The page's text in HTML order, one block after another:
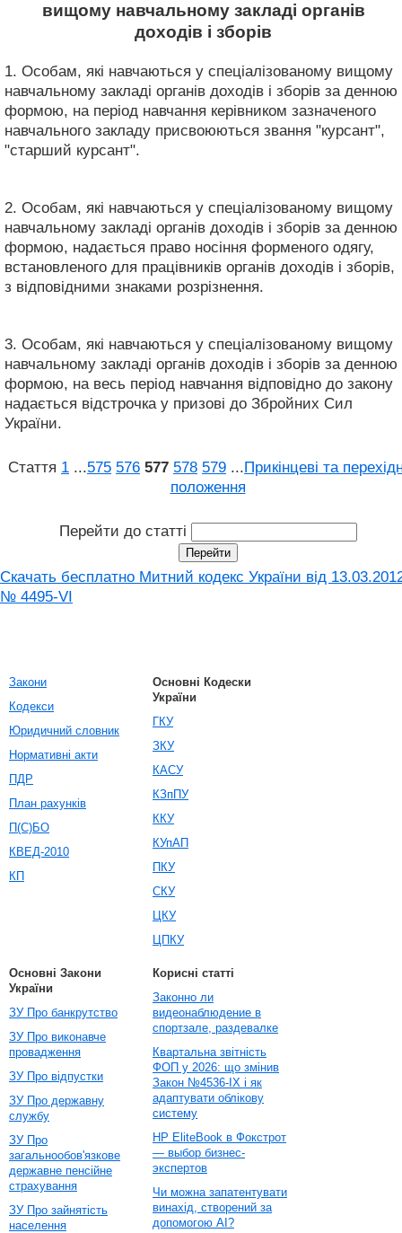
вищому навчальному закладі органів
доходів і зборів
1. Особам, які навчаються у спеціалізованому вищому
навчальному закладі органів доходів і зборів за денною
формою, на період навчання керівником зазначеного
навчального закладу присвоюються звання "курсант",
"старший курсант".
2. Особам, які навчаються у спеціалізованому вищому
навчальному закладі органів доходів і зборів за денною
формою, надається право носіння форменого одягу,
встановленого для працівників органів доходів і зборів,
з відповідними знаками розрізнення.
3. Особам, які навчаються у спеціалізованому вищому
навчальному закладі органів доходів і зборів за денною
формою, на весь період навчання відповідно до закону
надається відстрочка у призові до Збройних Сил
України.
Стаття 1 ...575 576 577 578 579 ...Прикінцеві та
положення
Перейти до статті
Скачать бесплатно Митний кодекс України від
№ 4495-VI
Закони
Кодекси
Юридичний словник
Нормативні акти
ПДР
План рахунків
П(С)БО
КВЕД-2010
КП
Основні Кодески
України
ГКУ
ЗКУ
КАСУ
КЗпПУ
ККУ
КУпАП
ПКУ
СКУ
ЦКУ
ЦПКУ
Основні Закони
України
ЗУ Про банкрутство
ЗУ Про виконавче
провадження
ЗУ Про відпустки
ЗУ Про державну
службу
ЗУ Про
загальнообов'язкове
державне пенсійне
страхування
ЗУ Про зайнятість
населення
Корисні статті
Законно ли
видеонаблюдение в
спортзале, раздевалке
Квартальна звітність
ФОП у 2026: що змінив
Закон №4536-IX і як
адаптувати облікову
систему
HP EliteBook в Фокстрот
— выбор бизнес-
экспертов
Чи можна запатентувати
винахід, створений за
допомогою AI?